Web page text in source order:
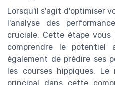
Lorsqu'il s'agit d'optimiser
l'analyse des
cruciale. Cette étape
comprendre le potentiel
également de prédire ses
les courses hippiques.